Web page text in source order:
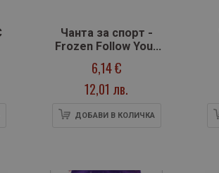
Чанта за спорт -
Frozen Follow Your
Heart
6,14 €
12,01 лв.
ДОБАВИ В КОЛИЧКА